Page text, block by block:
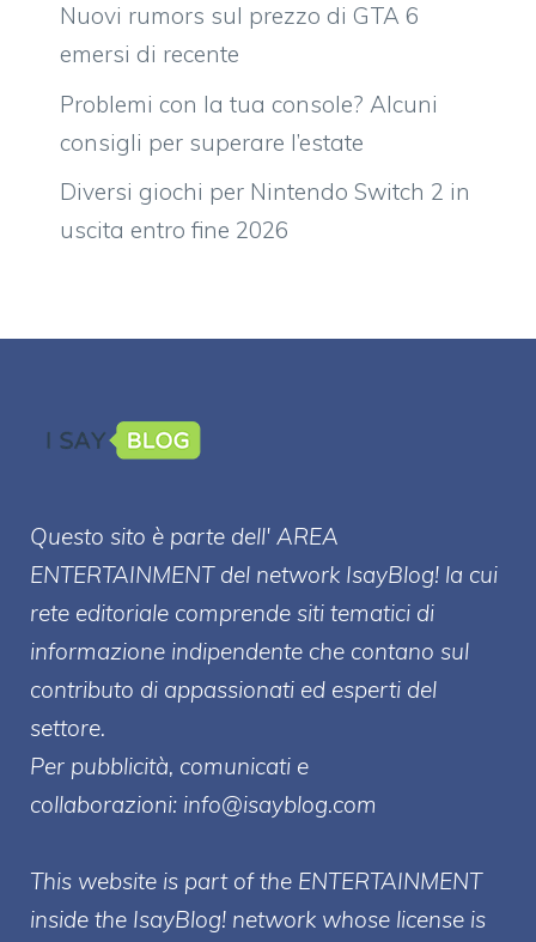
Nuovi rumors sul prezzo di GTA 6
emersi di recente
Problemi con la tua console? Alcuni
consigli per superare l’estate
Diversi giochi per Nintendo Switch 2 in
uscita entro fine 2026
Questo sito è parte dell' AREA
ENTERTAINMENT del network IsayBlog! la cui
rete editoriale comprende siti tematici di
informazione indipendente che contano sul
contributo di appassionati ed esperti del
settore.
Per pubblicità, comunicati e
collaborazioni: info@isayblog.com
This website is part of the ENTERTAINMENT
inside the IsayBlog! network whose license is